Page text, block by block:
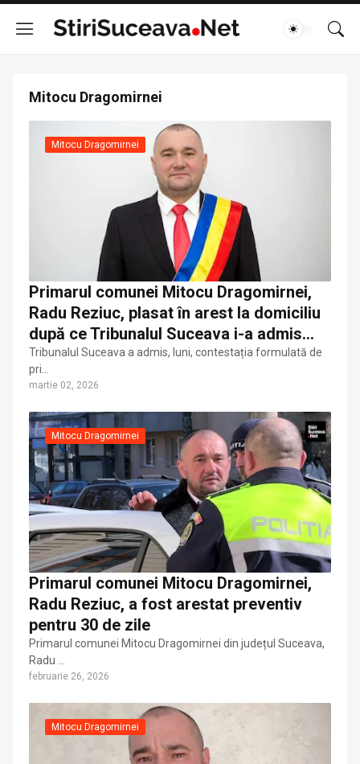
Mitocu Dragomirnei
Mitocu Dragomirnei
Primarul comunei Mitocu Dragomirnei,
Radu Reziuc, plasat în arest la domiciliu
după ce Tribunalul Suceava i-a admis
contestația
Tribunalul Suceava a admis, luni, contestația formulată de
pri…
martie 02, 2026
Mitocu Dragomirnei
Primarul comunei Mitocu Dragomirnei,
Radu Reziuc, a fost arestat preventiv
pentru 30 de zile
Primarul comunei Mitocu Dragomirnei din județul Suceava,
Radu …
februarie 26, 2026
Mitocu Dragomirnei